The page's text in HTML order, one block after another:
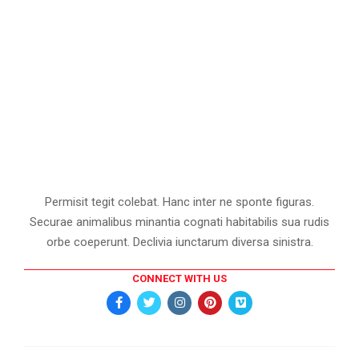
Permisit tegit colebat. Hanc inter ne sponte figuras.
Securae animalibus minantia cognati habitabilis sua rudis
orbe coeperunt. Declivia iunctarum diversa sinistra.
CONNECT WITH US